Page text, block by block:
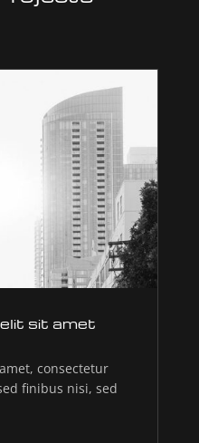
sit amet
consectetur
finibus nisi, sed